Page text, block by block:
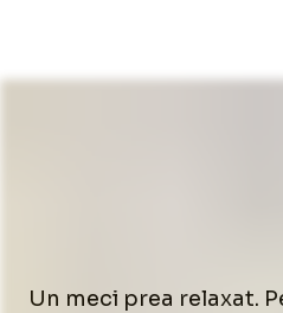
Un meci prea relaxat.